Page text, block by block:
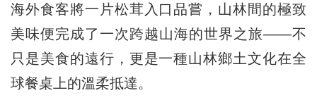
海外食客將一片松茸入口品嘗，山林間的極致
美味便完成了一次跨越山海的世界之旅——不
只是美食的遠行，更是一種山林鄉土文化在全
球餐桌上的溫柔抵達。